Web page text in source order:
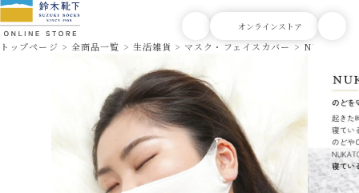
トップページ 全商品一覧 生活雑貨 マスク・フェイスカバー NUKATO